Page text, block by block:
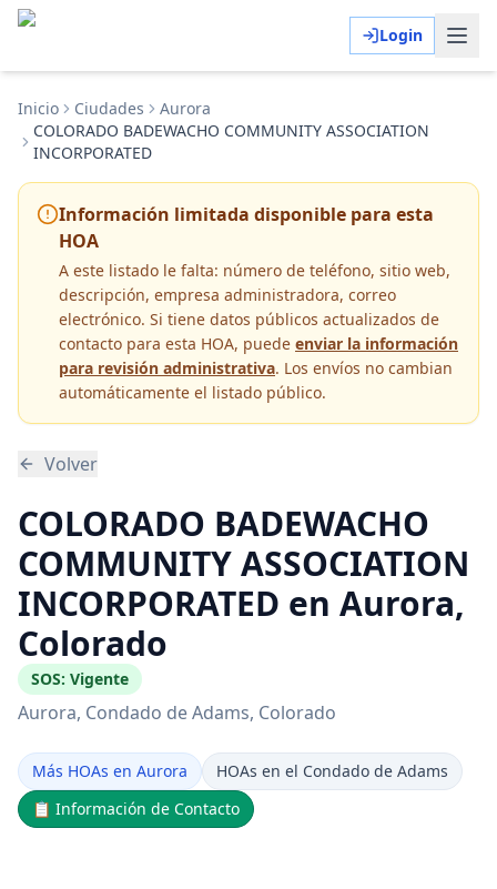
Login
Inicio Ciudades
Aurora
COLORADO BADEWACHO COMMUNITY ASSOCIATION
INCORPORATED
Información limitada disponible para esta
HOA
A este listado le falta: número de teléfono, sitio web,
descripción, empresa administradora, correo
electrónico. Si tiene datos públicos actualizados de
contacto para esta HOA, puede enviar la información
para revisión administrativa. Los envíos no cambian
automáticamente el listado público.
Volver
COLORADO BADEWACHO
COMMUNITY ASSOCIATION
INCORPORATED en Aurora,
Colorado
SOS: Vigente
Aurora, Condado de Adams, Colorado
Más HOAs en Aurora
HOAs en el Condado de Adams
📋 Información de Contacto